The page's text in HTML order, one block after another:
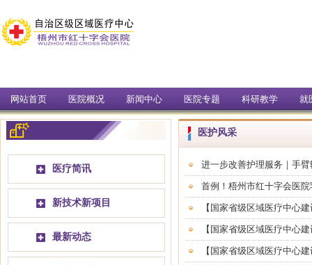
网站首页 医院概况 新闻中心 医院专题 科研教学 就
医疗简讯
新技术新项目
最新动态
医护风采
进一步改善护理服务｜手
首例！梧州市红十字会医
【国家省级区域医疗中心
【国家省级区域医疗中心
【国家省级区域医疗中心